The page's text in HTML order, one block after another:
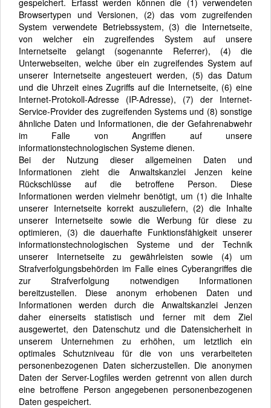
Browsertypen und Versionen, (2) das vom zugreifenden
System verwendete Betriebssystem, (3) die Internetseite,
von welcher ein zugreifendes System auf unsere
Internetseite gelangt (sogenannte Referrer), (4) die
Unterwebseiten, welche über ein zugreifendes System auf
unserer Internetseite angesteuert werden, (5) das Datum
und die Uhrzeit eines Zugriffs auf die Internetseite, (6) eine
Internet-Protokoll-Adresse (IP-Adresse), (7) der Internet-
Service-Provider des zugreifenden Systems und (8) sonstige
ähnliche Daten und Informationen, die der Gefahrenabwehr
im Falle von Angriffen auf unsere
informationstechnologischen Systeme dienen.
Bei der Nutzung dieser allgemeinen Daten und
Informationen zieht die Anwaltskanzlei Jenzen keine
Rückschlüsse auf die betroffene Person. Diese
Informationen werden vielmehr benötigt, um (1) die Inhalte
unserer Internetseite korrekt auszuliefern, (2) die Inhalte
unserer Internetseite sowie die Werbung für diese zu
optimieren, (3) die dauerhafte Funktionsfähigkeit unserer
informationstechnologischen Systeme und der Technik
unserer Internetseite zu gewährleisten sowie (4) um
Strafverfolgungsbehörden im Falle eines Cyberangriffes die
zur Strafverfolgung notwendigen Informationen
bereitzustellen. Diese anonym erhobenen Daten und
Informationen werden durch die Anwaltskanzlei Jenzen
daher einerseits statistisch und ferner mit dem Ziel
ausgewertet, den Datenschutz und die Datensicherheit in
unserem Unternehmen zu erhöhen, um letztlich ein
optimales Schutzniveau für die von uns verarbeiteten
personenbezogenen Daten sicherzustellen. Die anonymen
Daten der Server-Logfiles werden getrennt von allen durch
eine betroffene Person angegebenen personenbezogenen
Daten gespeichert.